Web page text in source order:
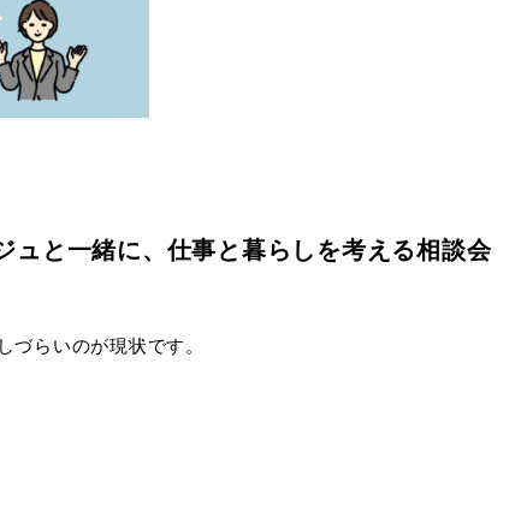
ュと一緒に、仕事と暮らしを考える相談会
らいのが現状です。